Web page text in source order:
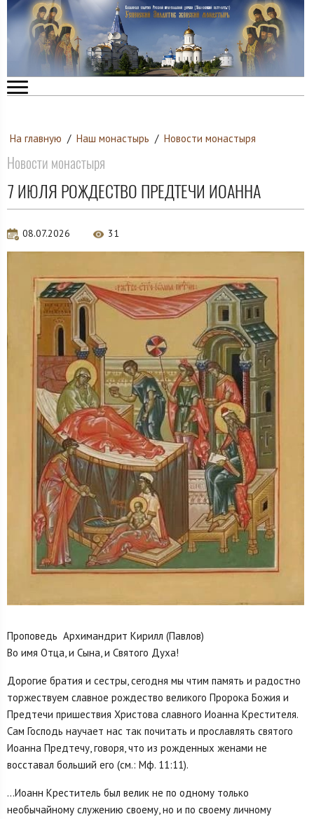
На главную / Наш монастырь / Новости монастыря
Новости монастыря
7 ИЮЛЯ РОЖДЕСТВО ПРЕДТЕЧИ ИОАННА
08.07.2026 31
Проповедь Архимандрит Кирилл (Павлов)
Во имя Отца, и Сына, и Святого Духа!
Дорогие братия и сестры, сегодня мы чтим память и радостно
торжествуем славное рождество великого Пророка Божия и
Предтечи пришествия Христова славного Иоанна Крестителя.
Сам Господь научает нас так почитать и прославлять святого
Иоанна Предтечу, говоря, что из рожденных женами не
восставал больший его (см.: Мф. 11:11).
…Иоанн Креститель был велик не по одному только
необычайному служению своему, но и по своему личному